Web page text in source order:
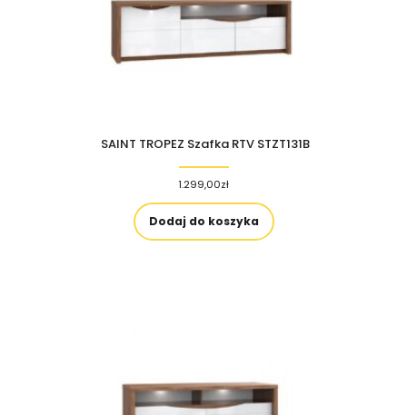
SAINT TROPEZ Szafka RTV STZT131B
1.299,00zł
Dodaj do koszyka